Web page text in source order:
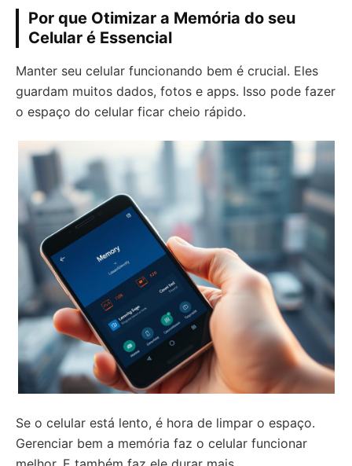
Por que Otimizar a Memória do seu
Celular é Essencial
Manter seu celular funcionando bem é crucial. Eles
guardam muitos dados, fotos e apps. Isso pode fazer
o espaço do celular ficar cheio rápido.
Se o celular está lento, é hora de limpar o espaço.
Gerenciar bem a memória faz o celular funcionar